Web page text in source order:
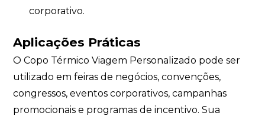
corporativo.
Aplicações Práticas
O Copo Térmico Viagem Personalizado pode ser
utilizado em feiras de negócios, convenções,
congressos, eventos corporativos, campanhas
promocionais e programas de incentivo. Sua